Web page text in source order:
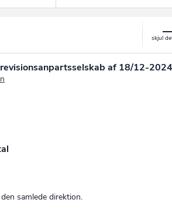
af 18/12-
samlede direktion.